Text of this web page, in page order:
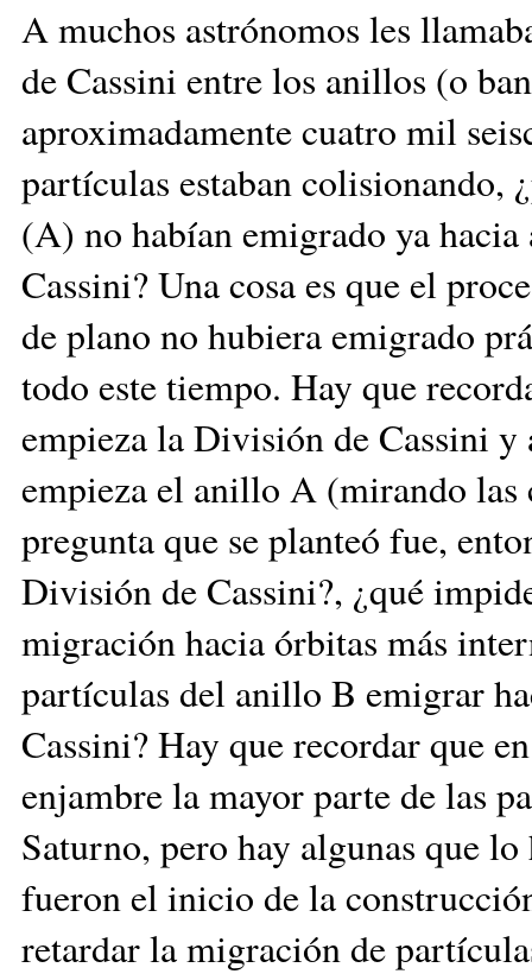
A muchos astrónomos les
de Cassini entre los anillos (o
aproximadamente cuatro mil
partículas estaban colisionando,
(A) no habían emigrado ya
Cassini? Una cosa es que el
de plano no hubiera emigrado
todo este tiempo. Hay que
empieza la División de Cassini
empieza el anillo A (mirando las
pregunta que se planteó fue,
División de Cassini?, ¿qué
migración hacia órbitas más
partículas del anillo B emigrar
Cassini? Hay que recordar que
enjambre la mayor parte de las
Saturno, pero hay algunas que
fueron el inicio de la
retardar la migración de